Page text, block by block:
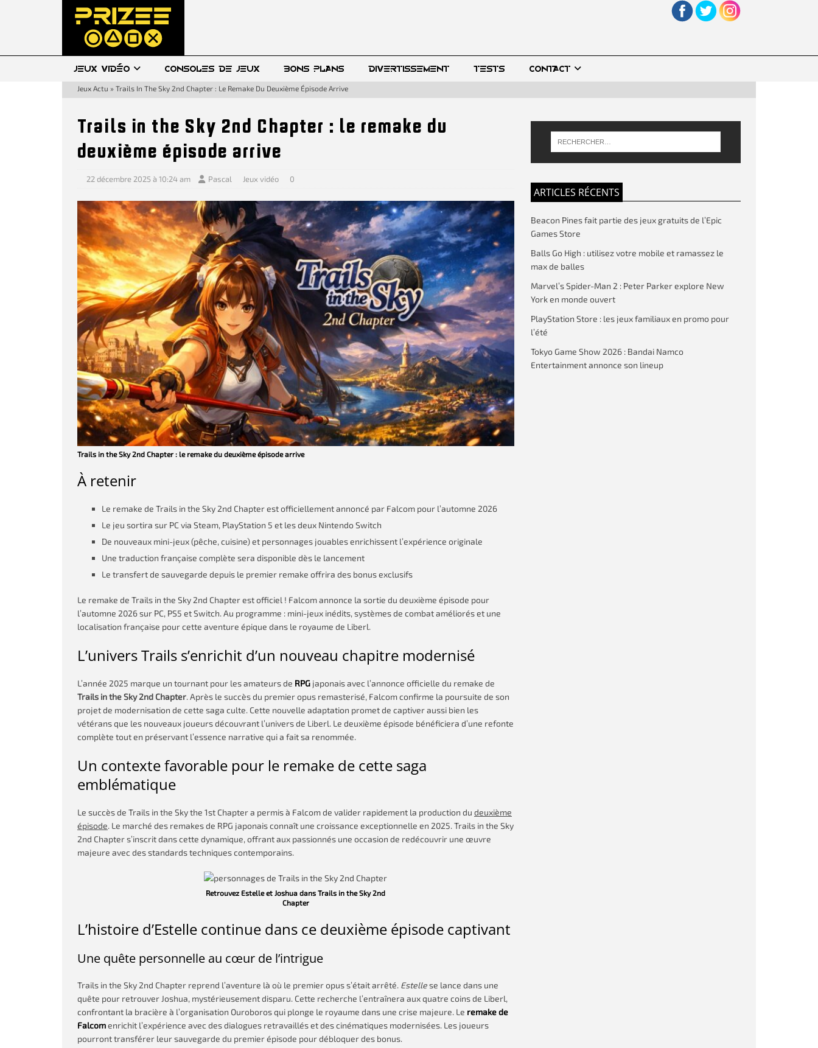
JEUX VIDÉO CONSOLES DE JEUX BONS PLANS DIVERTISSEMENT TESTS CONTACT
Jeux Actu » Trails In The Sky 2nd Chapter : Le Remake Du Deuxième Épisode Arrive
Trails in the Sky 2nd Chapter : le remake du
deuxième épisode arrive
22 décembre 2025 à 10:24 am Pascal Jeux vidéo 0
Trails in the Sky 2nd Chapter : le remake du deuxième épisode arrive
À retenir
Le remake de Trails in the Sky 2nd Chapter est officiellement annoncé par Falcom pour l’automne 2026
Le jeu sortira sur PC via Steam, PlayStation 5 et les deux Nintendo Switch
De nouveaux mini-jeux (pêche, cuisine) et personnages jouables enrichissent l’expérience originale
Une traduction française complète sera disponible dès le lancement
Le transfert de sauvegarde depuis le premier remake offrira des bonus exclusifs
Le remake de Trails in the Sky 2nd Chapter est officiel ! Falcom annonce la sortie du deuxième épisode pour
l’automne 2026 sur PC, PS5 et Switch. Au programme : mini-jeux inédits, systèmes de combat améliorés et une
localisation française pour cette aventure épique dans le royaume de Liberl.
L’univers Trails s’enrichit d’un nouveau chapitre modernisé
L’année 2025 marque un tournant pour les amateurs de RPG japonais avec l’annonce officielle du remake de
Trails in the Sky 2nd Chapter. Après le succès du premier opus remasterisé, Falcom confirme la poursuite de son
projet de modernisation de cette saga culte. Cette nouvelle adaptation promet de captiver aussi bien les
vétérans que les nouveaux joueurs découvrant l’univers de Liberl. Le deuxième épisode bénéficiera d’une refonte
complète tout en préservant l’essence narrative qui a fait sa renommée.
Un contexte favorable pour le remake de cette saga
emblématique
Le succès de Trails in the Sky the 1st Chapter a permis à Falcom de valider rapidement la production du deuxième
épisode. Le marché des remakes de RPG japonais connaît une croissance exceptionnelle en 2025. Trails in the Sky
2nd Chapter s’inscrit dans cette dynamique, offrant aux passionnés une occasion de redécouvrir une œuvre
majeure avec des standards techniques contemporains.
Retrouvez Estelle et Joshua dans Trails in the Sky 2nd
Chapter
L’histoire d’Estelle continue dans ce deuxième épisode captivant
Une quête personnelle au cœur de l’intrigue
Trails in the Sky 2nd Chapter reprend l’aventure là où le premier opus s’était arrêté. Estellese lance dans une
quête pour retrouver Joshua, mystérieusement disparu. Cette recherche l’entraînera aux quatre coins de Liberl,
confrontant la bracière à l’organisation Ouroboros qui plonge le royaume dans une crise majeure. Le remake de
Falcomenrichit l’expérience avec des dialogues retravaillés et des cinématiques modernisées. Les joueurs
pourront transférer leur sauvegarde du premier épisode pour débloquer des bonus.
ARTICLES RÉCENTS
Beacon Pines fait partie des jeux gratuits de l’Epic
Games Store
Balls Go High : utilisez votre mobile et ramassez le
max de balles
Marvel’s Spider-Man 2 : Peter Parker explore New
York en monde ouvert
PlayStation Store : les jeux familiaux en promo pour
l’été
Tokyo Game Show 2026 : Bandai Namco
Entertainment annonce son lineup